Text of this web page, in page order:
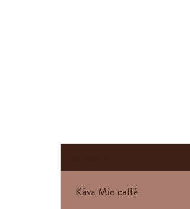
Káva Mio caffé